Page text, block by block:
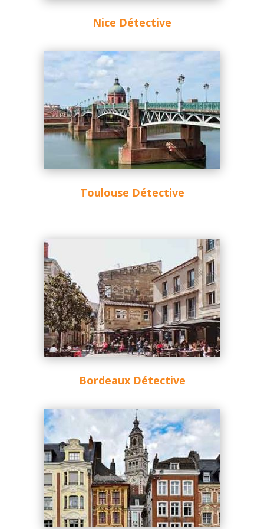
Nice Détective
Toulouse Détective
Bordeaux Détective